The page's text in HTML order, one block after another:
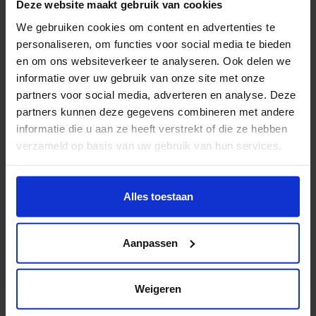
Deze website maakt gebruik van cookies
We gebruiken cookies om content en advertenties te
personaliseren, om functies voor social media te bieden
en om ons websiteverkeer te analyseren. Ook delen we
informatie over uw gebruik van onze site met onze
partners voor social media, adverteren en analyse. Deze
partners kunnen deze gegevens combineren met andere
informatie die u aan ze heeft verstrekt of die ze hebben
verzameld op basis van uw gebruik van hun services.
Wil je meer weten of de voorkeur aanpassen, bekijk dan
https://www.hku.nl/privacy-statement-en-
Alles toestaan
Aanpassen
Weigeren
Ook bereik je locatie Nieuwekade gemakkelijk met de
fiets. Je kunt je fiets stallen in de afgesloten
fietsenstalling op -1. Hier kom je via de parkeergarage.
Openbaar vervoer
Kom je met de bus, dan kun je uitstappen bij de
bushalte Sint Jacobsstraat of bushalte Vredenburg.
Vanaf beide haltes is het 5 minuten lopen. Kijk voor de
dienstregeling van het OV in Utrecht op
Onze parkeergarage is voor medewerkers en heeft
enkele plekken voor bezoekers. Op de website
parkerenindestad.nlvind je waar je kunt parkeren en